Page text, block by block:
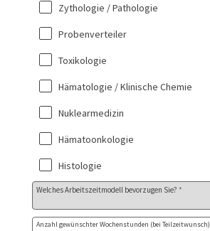
Zythologie / Pathologie
Probenverteiler
Toxikologie
Hämatologie / Klinische Chemie
Nuklearmedizin
Hämatoonkologie
Histologie
Welches Arbeitszeitmodell bevorzugen Sie? *
Anzahl gewünschter Wochenstunden (bei Teilzeitwunsch)